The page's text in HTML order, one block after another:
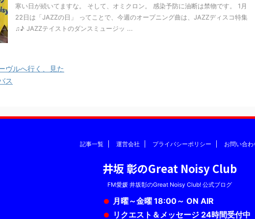
寒い日が続いてますな。 そして、オミクロン。 感染予防に油断は禁物です。 1月
22日は「JAZZの日」 ってことで、今週のオープニング曲は、JAZZディスコ特集
♫♪ JAZZテイストのダンスミュージッ ...
ヴルへ行く、見た
ス
記事一覧 運営会社 プライバシーポリシー お問い合わ
井坂 彰のGreat Noisy Club
FM愛媛 井坂彰のGreat Noisy Club! 公式ブログ
月曜～金曜 18:00～ ON AIR
リクエスト＆メッセージ 24時間受付中